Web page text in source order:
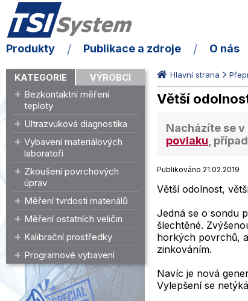
Produkty Publikace a zdroje O nás
KATEGORIE VÝROBCI
Bezkontaktní měření
teploty
Ultrazvuková diagnostika
Vybavení materiálových
laboratoří
Zkoušení povrchových
úprav
Měření tvrdosti materiálů
Měření ostatních veličin
Kalibrační prostředky
Programové vybavení
Hlavní strana
Větší
Nacházíte se v
povlaku ,
Publikováno 21.02.2019
Větší odolnost,
Jedná se o sondu
šlechtěné.
horkých povrchů,
zinkováním.
Navíc je nová
Vylepšení se